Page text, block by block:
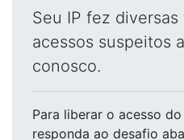
Seu IP fez
acessos suspeitos
conosco.
Para liberar o acesso do
responda ao desafio